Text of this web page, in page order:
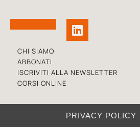
CHI SIAMO
ABBONATI
ISCRIVITI ALLA NEWSLETTER
CORSI ONLINE
PRIVACY POLICY